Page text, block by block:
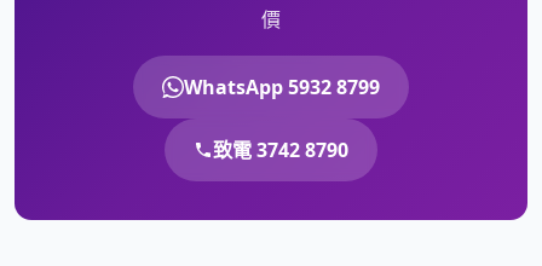
價
WhatsApp 5932 8799
致電 3742 8790